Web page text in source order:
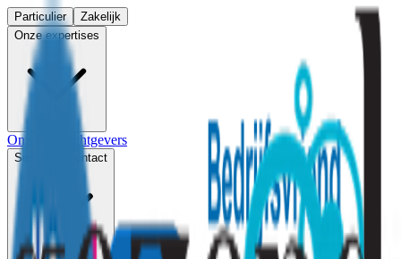
Particulier
Zakelijk
Onze expertises
Onze opdrachtgevers
Service & contact